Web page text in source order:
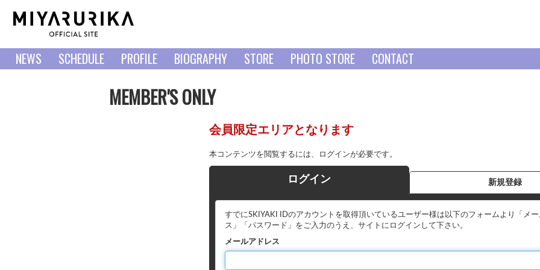
NEWS SCHEDULE PROFILE BIOGRAPHY STORE PHOTO STORE CONTACT
MEMBER'S ONLY
会員限定エリアとなります
本コンテンツを閲覧するには、ログインが必要です。
ログイン 新規登録
すでにSKIYAKI IDのアカウントを取得頂いているユーザー様は以下のフォームより「メ
ス」「パスワード」をご入力のうえ、サイトにログインして下さい。
メールアドレス